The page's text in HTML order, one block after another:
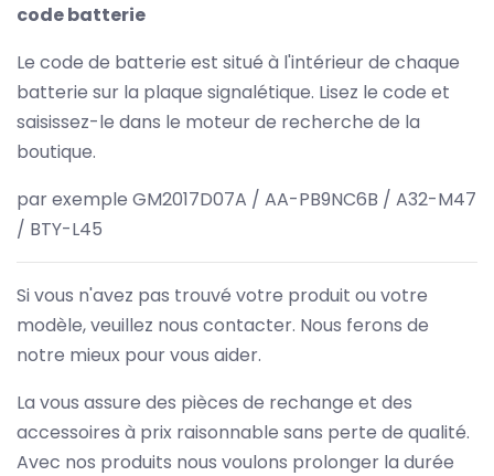
code batterie
Le code de batterie est situé à l'intérieur de chaque
batterie sur la plaque signalétique. Lisez le code et
saisissez-le dans le moteur de recherche de la
boutique.
par exemple GM2017D07A / AA-PB9NC6B / A32-M47
/ BTY-L45
Si vous n'avez pas trouvé votre produit ou votre
modèle, veuillez nous contacter. Nous ferons de
notre mieux pour vous aider.
La vous assure des pièces de rechange et des
accessoires à prix raisonnable sans perte de qualité.
Avec nos produits nous voulons prolonger la durée